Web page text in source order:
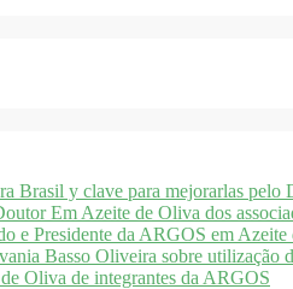
Brasil y clave para mejorarlas
Em Azeite de Oliva dos
e Presidente da ARGOS em
Basso Oliveira sobre utilização
Oliva de integrantes da ARGOS